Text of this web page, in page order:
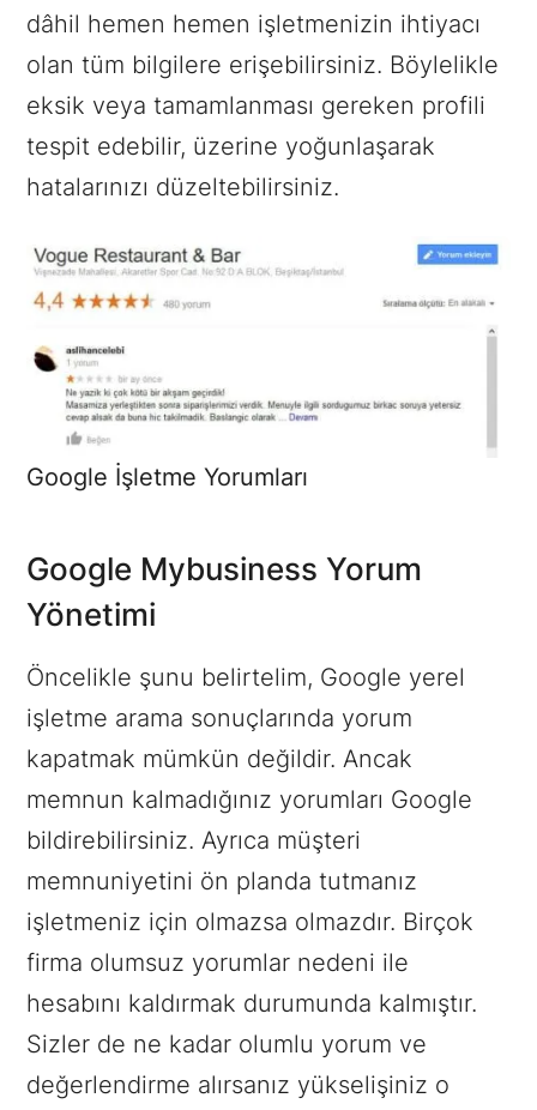
dâhil hemen hemen işletmenizin ihtiyacı
olan tüm bilgilere erişebilirsiniz. Böylelikle
eksik veya tamamlanması gereken profili
tespit edebilir, üzerine yoğunlaşarak
hatalarınızı düzeltebilirsiniz.
Google İşletme Yorumları
Google Mybusiness Yorum
Yönetimi
Öncelikle şunu belirtelim, Google yerel
işletme arama sonuçlarında yorum
kapatmak mümkün değildir. Ancak
memnun kalmadığınız yorumları Google
bildirebilirsiniz. Ayrıca müşteri
memnuniyetini ön planda tutmanız
işletmeniz için olmazsa olmazdır. Birçok
firma olumsuz yorumlar nedeni ile
hesabını kaldırmak durumunda kalmıştır.
Sizler de ne kadar olumlu yorum ve
değerlendirme alırsanız yükselişiniz o